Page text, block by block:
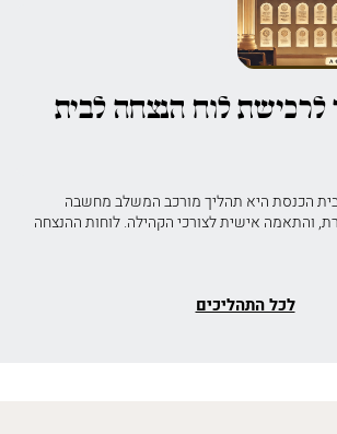
לוח הנצחה לבית
הכנסת היא תהליך מורכב המשלב מחשבה
והתאמה אישית לצורכי הקהילה. לוחות ההנצחה
לכל התהליכים